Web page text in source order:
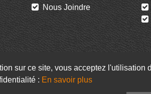
Nous Joindre
sur ce site, vous acceptez
: En savoir plus